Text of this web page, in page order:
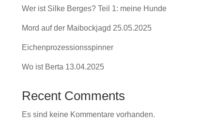
Wer ist Silke Berges? Teil 1: meine Hunde
Mord auf der Maibockjagd 25.05.2025
Eichenprozessionsspinner
Wo ist Berta 13.04.2025
Recent Comments
Es sind keine Kommentare vorhanden.